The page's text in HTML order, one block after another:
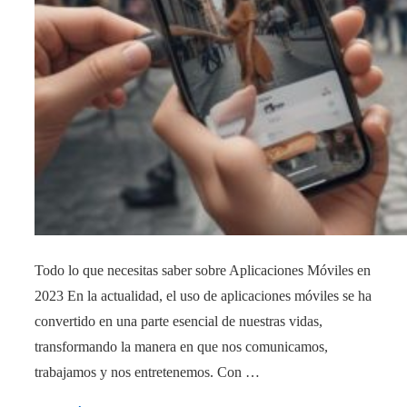
Todo lo que necesitas saber sobre Aplicaciones Móviles en
2023 En la actualidad, el uso de aplicaciones móviles se ha
convertido en una parte esencial de nuestras vidas,
transformando la manera en que nos comunicamos,
trabajamos y nos entretenemos. Con …